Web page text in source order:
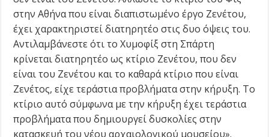
στην Αθήνα που είναι διαπιστωμένο έργο Ζενέτου,
έχει χαρακτηριστεί διατηρητέο στις δυο όψεις του.
Αντιλαμβάνεστε ότι το Χυμοφίξ στη Σπάρτη
κρίνεται διατηρητέο ως κτίριο Ζενέτου, που δεν
είναι του Ζενέτου και το καθαρά κτίριο που είναι
Ζενέτος, είχε τεράστια προβλήματα στην κήρυξη. Το
κτίριο αυτό σύμφωνα με την κήρυξη έχει τεράστια
προβλήματα που δημιουργεί δυσκολίες στην
κατασκευή του νέου αρχαιολογικού μουσείου».